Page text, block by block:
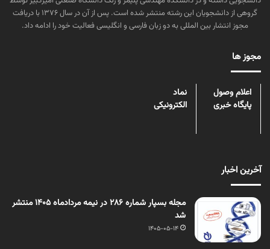
گروهی از دانشجویان این رشته منتشر شده است. پس از آن در سال ۱۳۷۶ با دریافت
مجوز انتشار بین المللی به دو زبان فارسی و انگلیسی فعالیت خود را ادامه داد.
مجوز ها
اعلام وصول
پایگاه خبری
نماد
الکترونیکی
آخرین اخبار
مجله بسپار شماره 286 در نیمه مردادماه 1405 منتشر
شد
1405-05-14